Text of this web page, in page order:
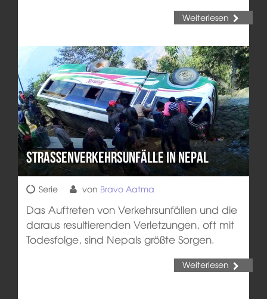
Weiterlesen
Straßenverkehrsunfälle in Nepal
Serie von Bravo Aatma
Das Auftreten von Verkehrsunfällen und die
daraus resultierenden Verletzungen, oft mit
Todesfolge, sind Nepals größte Sorgen.
Weiterlesen